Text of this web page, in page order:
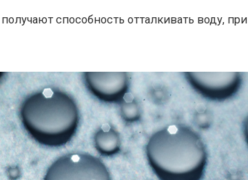
способность отталкивать воду, при